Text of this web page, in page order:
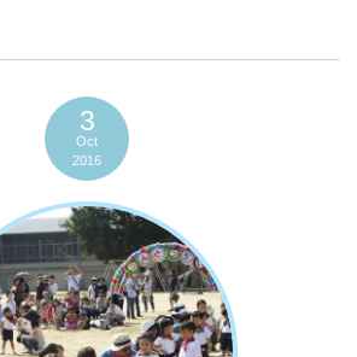
3
Oct
2016